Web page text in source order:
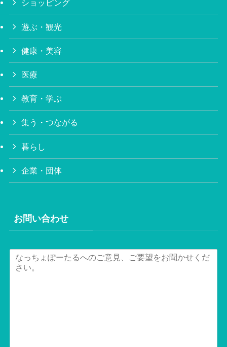
ショッピング
遊ぶ・観光
健康・美容
医療
教育・学ぶ
集う・つながる
暮らし
企業・団体
お問い合わせ